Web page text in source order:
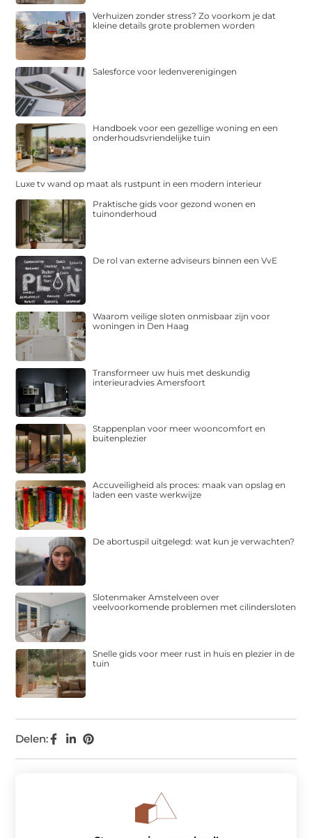
Delen:
Verhuizen zonder stress? Zo voorkom je dat
kleine details grote problemen worden
Salesforce voor ledenverenigingen
Handboek voor een gezellige woning en een
onderhoudsvriendelijke tuin
Luxe tv wand op maat als rustpunt in een modern interieur
Praktische gids voor gezond wonen en
tuinonderhoud
De rol van externe adviseurs binnen een VvE
Waarom veilige sloten onmisbaar zijn voor
woningen in Den Haag
Transformeer uw huis met deskundig
interieuradvies Amersfoort
Stappenplan voor meer wooncomfort en
buitenplezier
Accuveiligheid als proces: maak van opslag en
laden een vaste werkwijze
De abortuspil uitgelegd: wat kun je verwachten?
Slotenmaker Amstelveen over
veelvoorkomende problemen met cilindersloten
Snelle gids voor meer rust in huis en plezier in de
tuin